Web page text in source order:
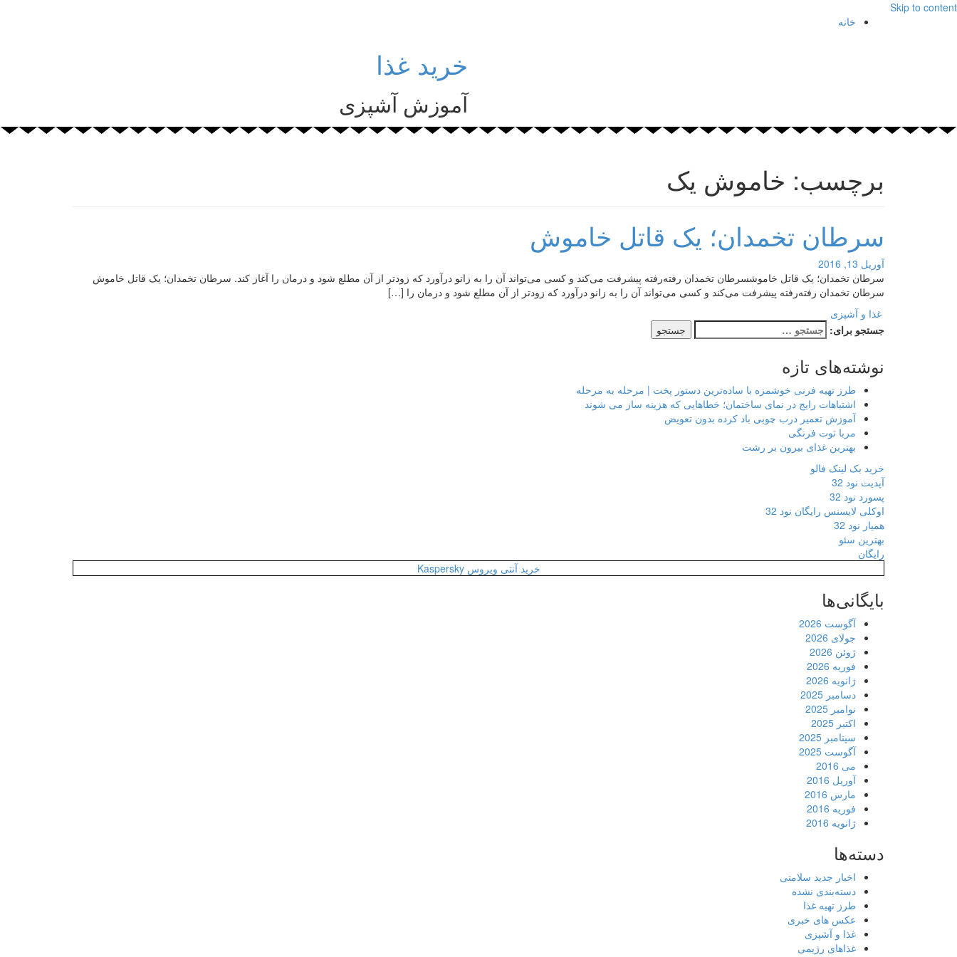
Skip to content
خانه
خرید غذا
آموزش آشپزی
برچسب: خاموش یک
سرطان تخمدان؛ یک قاتل خاموش
آوریل 13, 2016
سرطان تخمدان؛ یک قاتل خاموشسرطان تخمدان رفته‌رفته پیشرفت می‌کند و کسی می‌تواند آن را به زانو درآورد که زودتر از آن مطلع شود و درمان را آغاز کند. سرطان تخمدان؛ یک قاتل خاموش
سرطان تخمدان رفته‌رفته پیشرفت می‌کند و کسی می‌تواند آن را به زانو درآورد که زودتر از آن مطلع شود و درمان را […]
غذا و آشپزی
جستجو برای:
نوشته‌های تازه
طرز تهیه فرنی خوشمزه با ساده‌ترین دستور پخت | مرحله به مرحله
اشتباهات رایج در نمای ساختمان؛ خطاهایی که هزینه ساز می شوند
آموزش تعمیر درب چوبی باد کرده بدون تعویض
مربا توت فرنگی
بهترین غذای بیرون بر رشت
خرید بک لینک فالو
آپدیت نود 32
پسورد نود 32
اوکلی لایسنس رایگان نود 32
همیار نود 32
بهترین سئو
رایگان
خرید آنتی ویروس Kaspersky
بایگانی‌ها
آگوست 2026
جولای 2026
ژوئن 2026
فوریه 2026
ژانویه 2026
دسامبر 2025
نوامبر 2025
اکتبر 2025
سپتامبر 2025
آگوست 2025
می 2016
آوریل 2016
مارس 2016
فوریه 2016
ژانویه 2016
دسته‌ها
اخبار جدید سلامتی
دسته‌بندی نشده
طرز تهیه غذا
عکس های خبری
غذا و آشپزی
غذاهای رژیمی